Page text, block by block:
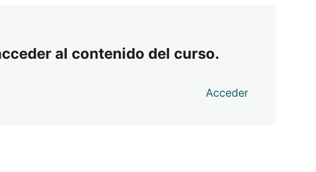
al contenido del curso.
Acceder